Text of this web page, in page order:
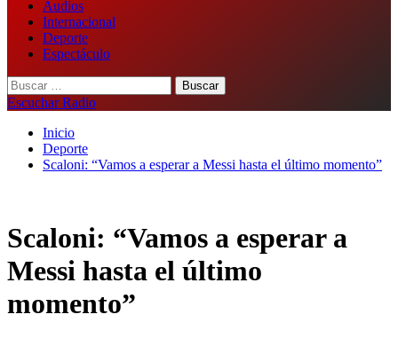
Audios
Internacional
Deporte
Espectáculo
Buscar:
Escuchar Radio
Inicio
Deporte
Scaloni: “Vamos a esperar a Messi hasta el último momento”
Scaloni: “Vamos a esperar a
Messi hasta el último
momento”